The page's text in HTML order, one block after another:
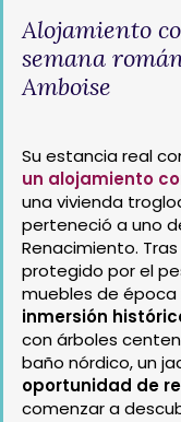
Alojamiento
semana
Amboise
Su estancia real
un alojamiento
una vivienda
perteneció a uno
Renacimiento.
protegido por el
muebles de
inmersión
con árboles
baño nórdico, un
oportunidad de
comenzar a